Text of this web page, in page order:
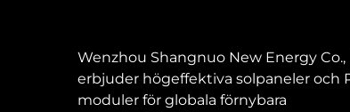
Wenzhou Shangnuo New Energy Co.,
erbjuder högeffektiva solpaneler och
moduler för globala förnybara